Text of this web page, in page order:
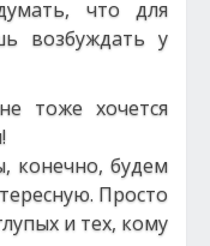
что для
возбуждать у
тоже хочется
конечно, будем
Просто
и тех, кому